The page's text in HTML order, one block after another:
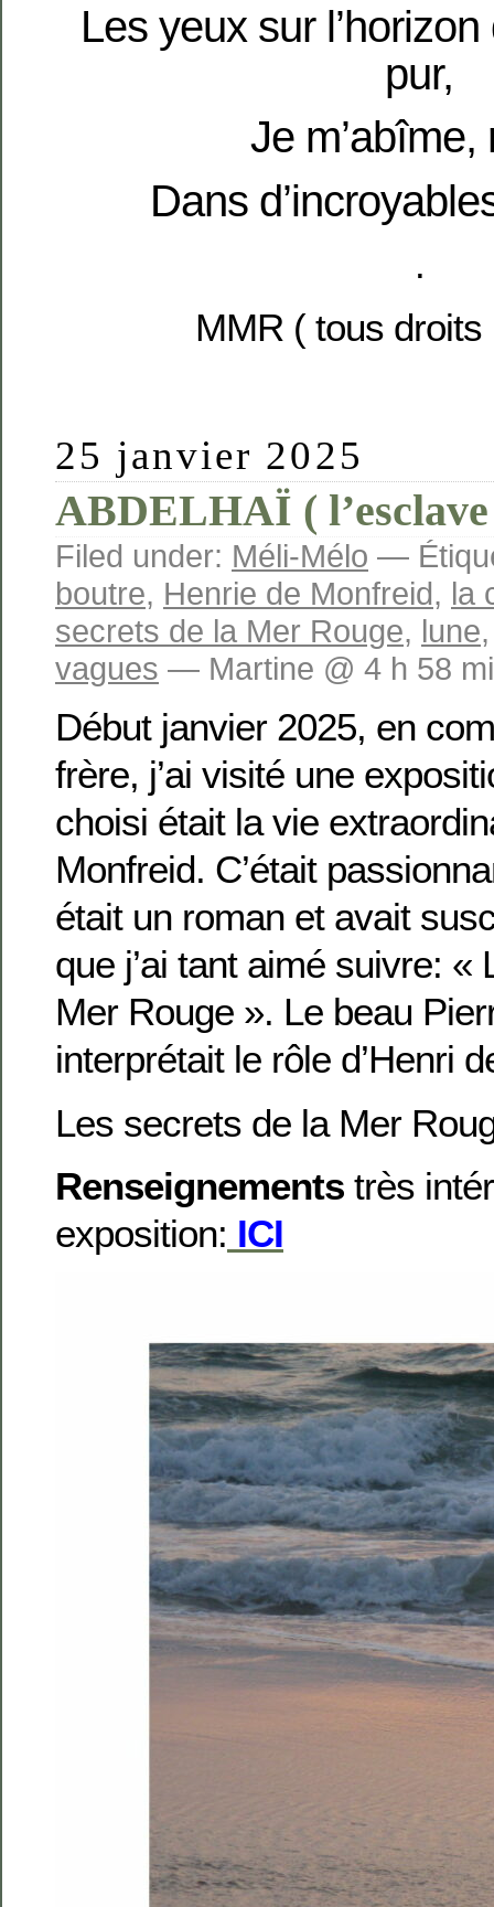
Les yeux sur l’horizon
pur,
Je m’abîme,
Dans
.
MMR ( tous
25 janvier 2025
ABDELHAÏ (
Filed under: Méli-Mélo —
boutre, Henrie de Monfreid, la
secrets de la Mer Rouge, lune
vagues — Martine @ 4 h 58
Début janvier 2025, en
frère, j’ai visité une
choisi était la vie
Monfreid. C’était
était un roman et avait
que j’ai tant aimé suivre: «
Mer Rouge ». Le beau
interprétait le rôle d’Henri
Les secrets de la Mer
Renseignements très
exposition: ICI